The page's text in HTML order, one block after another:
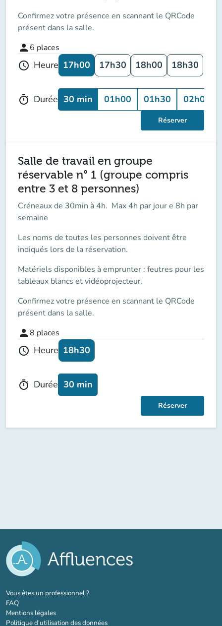
Confirmez votre présence en scannant le QRCode
présent dans la salle.
person 6 places
schedule Heure 17h00 17h30 18h00 18h30
timer Durée 30 min 01h00 01h30 02h00
Réserver
Salle de travail en groupe
réservable n° 1 (groupe compris
entre 3 et 8 personnes)
Créneaux de 30min à 4h. Max 4h par jour e 8h par
semaine
Les noms de toutes les personnes doivent être
indiqués lors de la réservation.
Matériels disponibles à emprunter : feutres pour les
tableaux blancs et vidéoprojecteur.
Confirmez votre présence en scannant le QRCode
présent dans la salle.
person8 places
schedule Heure 18h30
timer Durée 30 min
Réserver
Vous êtes un professionnel ?(nouvel onglet)
FAQ
Mentions légales
Politique d'utilisation des données